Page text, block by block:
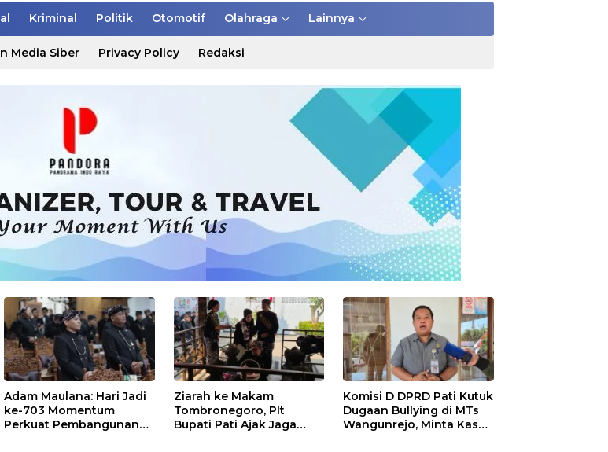
Kriminal Politik Otomotif Olahraga Lainnya
Media Siber Privacy Policy Redaksi
Adam Maulana: Hari Jadi
ke-703 Momentum
Perkuat Pembangunan
Ziarah ke Makam
Tombronegoro, Plt
Bupati Pati Ajak Jaga
Komisi D DPRD Pati Kutuk
Dugaan Bullying di MTs
Wangunrejo, Minta Kasus